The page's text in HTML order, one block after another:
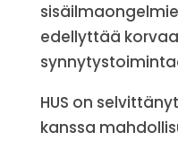
edellyttää
HUS on
kanssa